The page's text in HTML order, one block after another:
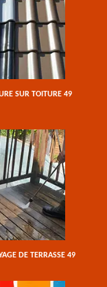
SUR TOITURE 49
DE TERRASSE 49